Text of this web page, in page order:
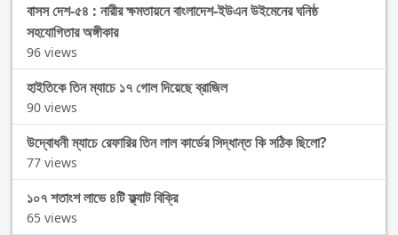
বাসস দেশ-৫৪ : নারীর ক্ষমতায়নে বাংলাদেশ-ইউএন উইমেনের ঘনিষ্ঠ
সহযোগিতার অঙ্গীকার
96 views
হাইতিকে তিন ম্যাচে ১৭ গোল দিয়েছে ব্রাজিল
90 views
উদ্বোধনী ম্যাচে রেফারির তিন লাল কার্ডের সিদ্ধান্ত কি সঠিক ছিলো?
77 views
১০৭ শতাংশ লাভে ৪টি ফ্ল্যাট বিক্রি
65 views